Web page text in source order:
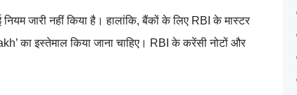
जारी नहीं किया है। हालांकि, बैंकों के लिए RBI के मास्टर
का इस्तेमाल किया जाना चाहिए। RBI के करेंसी नोटों और